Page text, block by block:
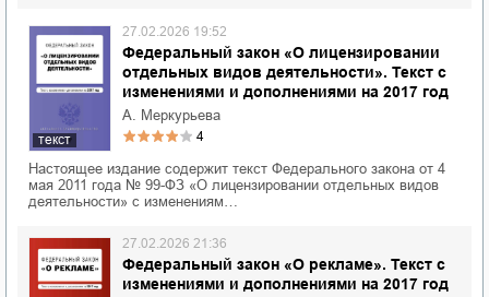
текст
Федеральный закон «О лицензировании
отдельных видов деятельности». Текст с
изменениями и дополнениями на 2017 год
27.02.2026 19:52
А. Меркурьева
4
Настоящее издание содержит текст Федерального закона от 4
мая 2011 года № 99-ФЗ «О лицензировании отдельных видов
деятельности» с изменениям…
Федеральный закон «О рекламе». Текст с
изменениями и дополнениями на 2017 год
27.02.2026 21:36